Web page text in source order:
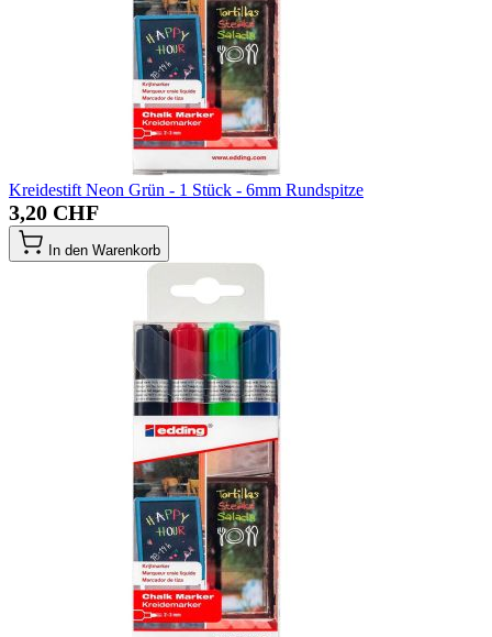
Kreidestift Neon Grün - 1 Stück - 6mm Rundspitze
3,20 CHF
In den Warenkorb